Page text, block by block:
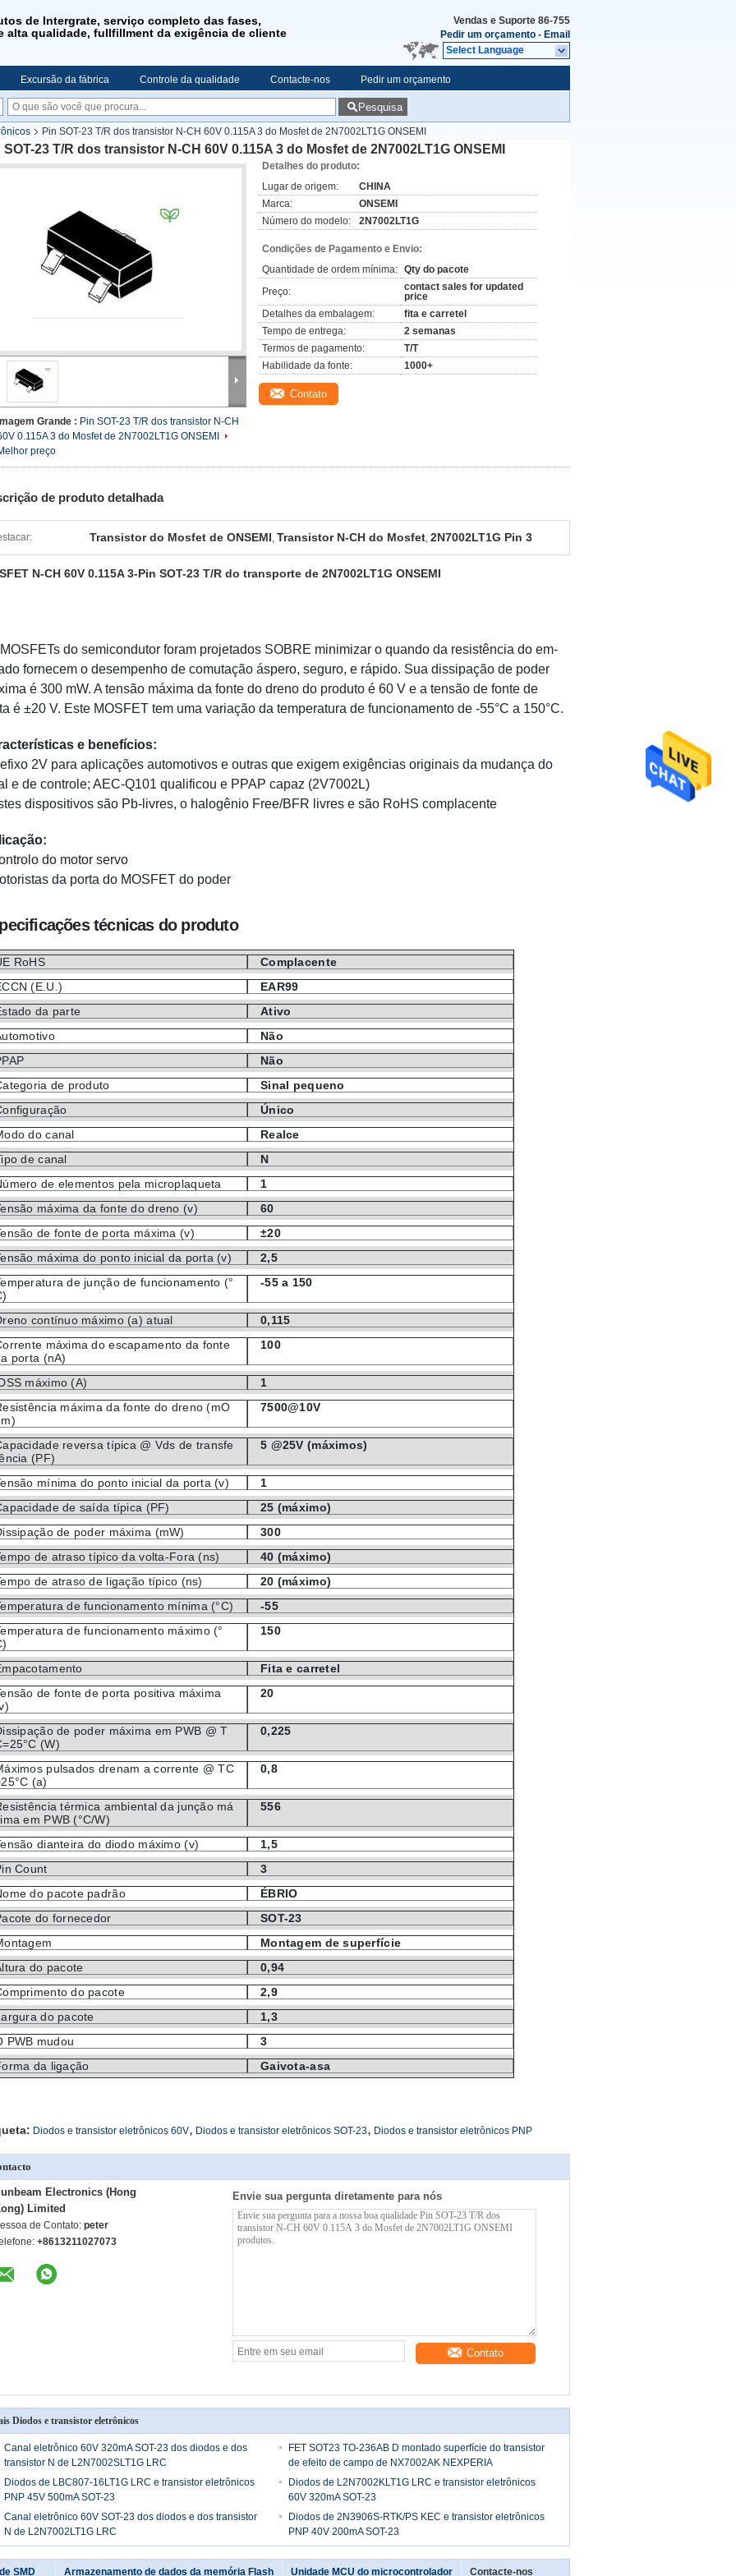
de Intergrate, serviço completo das fases,
alta qualidade, fullfillment da exigência de cliente
Vendas e Suporte 86-755
Pedir um orçamento - Email
Select Language
Excursão da fábrica Controle da qualidade Contacte-nos Pedir um orçamento
Pesquisa
Pin SOT-23 T/R dos transistor N-CH 60V 0.115A 3 do Mosfet de 2N7002LT1G ONSEMI
SOT-23 T/R dos transistor N-CH 60V 0.115A 3 do Mosfet de 2N7002LT1G ONSEMI
Imagem Grande : Pin SOT-23 T/R dos transistor N-CH
0.115A 3 do Mosfet de 2N7002LT1G ONSEMI
preço
Detalhes do produto:
Lugar de origem:
CHINA
Marca:
ONSEMI
Número do modelo:
2N7002LT1G
Condições de Pagamento e Envio:
Quantidade de ordem mínima: Qty do pacote
Preço:
contact sales for updated
price
Detalhes da embalagem:
fita e carretel
Tempo de entrega:
2 semanas
Termos de pagamento:
T/T
Habilidade da fonte:
1000+
Contato
de produto detalhada
Transistor do Mosfet de ONSEMI, Transistor N-CH do Mosfet, 2N7002LT1G Pin 3
N-CH 60V 0.115A 3-Pin SOT-23 T/R do transporte de 2N7002LT1G ONSEMI
do semicondutor foram projetados SOBRE minimizar o quando da resistência do em-
fornecem o desempenho de comutação áspero, seguro, e rápido. Sua dissipação de poder
é 300 mW. A tensão máxima da fonte do dreno do produto é 60 V e a tensão de fonte de
é ±20 V. Este MOSFET tem uma variação da temperatura de funcionamento de -55°C a 150°C.
e benefícios:
2V para aplicações automotivos e outras que exigem exigências originais da mudança do
e de controle; AEC-Q101 qualificou e PPAP capaz (2V7002L)
dispositivos são Pb-livres, o halogênio Free/BFR livres e são RoHS complacente
do motor servo
da porta do MOSFET do poder
técnicas do produto
RoHS
Complacente
(E.U.)
EAR99
da parte
Ativo
Não
Não
de produto
Sinal pequeno
Único
do canal
Realce
de canal
N
de elementos pela microplaqueta
1
máxima da fonte do dreno (v)
60
de fonte de porta máxima (v)
±20
máxima do ponto inicial da porta (v)
2,5
de junção de funcionamento (°
-55 a 150
contínuo máximo (a) atual
0,115
máxima do escapamento da fonte
porta (nA)
100
máximo (A)
1
máxima da fonte do dreno (mO
7500@10V
reversa típica @ Vds de transfe
(PF)
5 @25V (máximos)
mínima do ponto inicial da porta (v)
1
de saída típica (PF)
25 (máximo)
de poder máxima (mW)
300
de atraso típico da volta-Fora (ns)
40 (máximo)
de atraso de ligação típico (ns)
20 (máximo)
de funcionamento mínima (°C)
-55
de funcionamento máximo (°
150
Fita e carretel
de fonte de porta positiva máxima
20
de poder máxima em PWB @ T
(W)
0,225
pulsados drenam a corrente @ TC
(a)
0,8
térmica ambiental da junção má
em PWB (°C/W)
556
dianteira do diodo máximo (v)
1,5
Count
3
do pacote padrão
ÉBRIO
do fornecedor
SOT-23
Montagem de superfície
do pacote
0,94
do pacote
2,9
do pacote
1,3
PWB mudou
3
da ligação
Gaivota-asa
Diodos e transistor eletrônicos 60V, Diodos e transistor eletrônicos SOT-23, Diodos e transistor eletrônicos PNP
Electronics (Hong
Limited
de Contato: peter
+8613211027073
Envie sua pergunta diretamente para nós
Contato
Diodos e transistor eletrônicos
Canal eletrônico 60V 320mA SOT-23 dos diodos e dos
transistor N de L2N7002SLT1G LRC
FET SOT23 TO-236AB D montado superfície do transistor
de efeito de campo de NX7002AK NEXPERIA
Diodos de LBC807-16LT1G LRC e transistor eletrônicos
PNP 45V 500mA SOT-23
Diodos de L2N7002KLT1G LRC e transistor eletrônicos
60V 320mA SOT-23
Canal eletrônico 60V SOT-23 dos diodos e dos transistor
N de L2N7002LT1G LRC
Diodos de 2N3906S-RTK/PS KEC e transistor eletrônicos
PNP 40V 200mA SOT-23
SMD Armazenamento de dados da memória Flash Unidade MCU do microcontrolador Contacte-nos